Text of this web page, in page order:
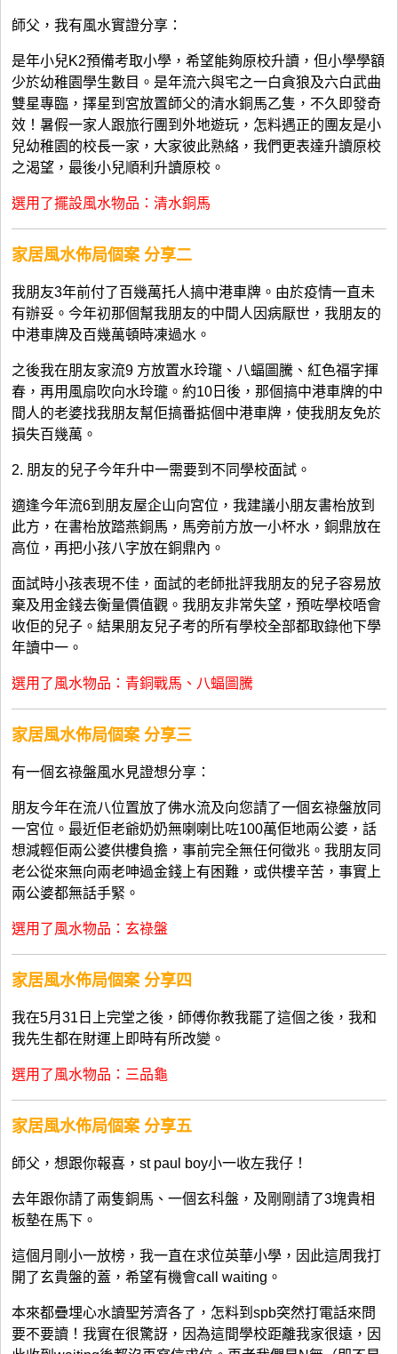
師父，我有風水實證分享：
是年小兒K2預備考取小學，希望能夠原校升讀，但小學學額
少於幼稚園學生數目。是年流六與宅之一白貪狼及六白武曲
雙星專臨，擇星到宮放置師父的清水銅馬乙隻，不久即發奇
效！暑假一家人跟旅行團到外地遊玩，怎料遇正的團友是小
兒幼稚園的校長一家，大家彼此熟絡，我們更表達升讀原校
之渴望，最後小兒順利升讀原校。
選用了擺設風水物品：清水銅馬
家居風水佈局個案 分享二
我朋友3年前付了百幾萬托人搞中港車牌。由於疫情一直未
有辦妥。今年初那個幫我朋友的中間人因病厭世，我朋友的
中港車牌及百幾萬頓時凍過水。
之後我在朋友家流9 方放置水玲瓏、八蝠圖騰、紅色福字揮
春，再用風扇吹向水玲瓏。約10日後，那個搞中港車牌的中
間人的老婆找我朋友幫佢搞番掂個中港車牌，使我朋友免於
損失百幾萬。
2. 朋友的兒子今年升中一需要到不同學校面試。
適逢今年流6到朋友屋企山向宮位，我建議小朋友書枱放到
此方，在書枱放踏燕銅馬，馬旁前方放一小杯水，銅鼎放在
高位，再把小孩八字放在銅鼎內。
面試時小孩表現不佳，面試的老師批評我朋友的兒子容易放
棄及用金錢去衡量價值觀。我朋友非常失望，預咗學校唔會
收佢的兒子。結果朋友兒子考的所有學校全部都取錄他下學
年讀中一。
選用了風水物品：青銅戰馬、八蝠圖騰
家居風水佈局個案 分享三
有一個玄祿盤風水見證想分享：
朋友今年在流八位置放了佛水流及向您請了一個玄祿盤放同
一宮位。最近佢老爺奶奶無喇喇比咗100萬佢地兩公婆，話
想減輕佢兩公婆供樓負擔，事前完全無任何徵兆。我朋友同
老公從來無向兩老呻過金錢上有困難，或供樓辛苦，事實上
兩公婆都無話手緊。
選用了風水物品：玄祿盤
家居風水佈局個案 分享四
我在5月31日上完堂之後，師傅你教我罷了這個之後，我和
我先生都在財運上即時有所改變。
選用了風水物品：三品龜
家居風水佈局個案 分享五
師父，想跟你報喜，st paul boy小一收左我仔！
去年跟你請了兩隻銅馬、一個玄科盤，及剛剛請了3塊貴相
板墊在馬下。
這個月剛小一放榜，我一直在求位英華小學，因此這周我打
開了玄貴盤的蓋，希望有機會call waiting。
本來都疊埋心水讀聖芳濟各了，怎料到spb突然打電話來問
要不要讀！我實在很驚訝，因為這間學校距離我家很遠，因